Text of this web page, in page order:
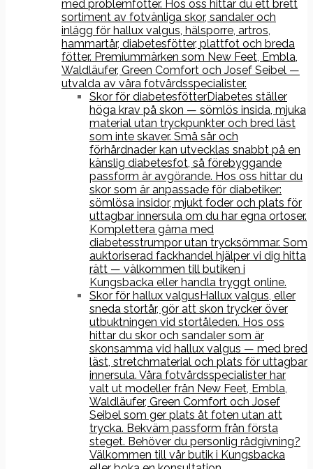
med problemfötter. Hos oss hittar du ett brett
sortiment av fotvänliga skor, sandaler och
inlägg för hallux valgus, hälsporre, artros,
hammartår, diabetesfötter, plattfot och breda
fötter. Premiummärken som New Feet, Embla,
Waldläufer, Green Comfort och Josef Seibel —
utvalda av våra fotvårdsspecialister.
Skor för diabetesfötterDiabetes ställer
höga krav på skon — sömlös insida, mjuka
material utan tryckpunkter och bred läst
som inte skaver. Små sår och
förhårdnader kan utvecklas snabbt på en
känslig diabetesfot, så förebyggande
passform är avgörande. Hos oss hittar du
skor som är anpassade för diabetiker:
sömlösa insidor, mjukt foder och plats för
uttagbar innersula om du har egna ortoser.
Komplettera gärna med
diabetesstrumpor utan trycksömmar. Som
auktoriserad fackhandel hjälper vi dig hitta
rätt — välkommen till butiken i
Kungsbacka eller handla tryggt online.
Skor för hallux valgusHallux valgus, eller
sneda stortår, gör att skon trycker över
utbuktningen vid stortåleden. Hos oss
hittar du skor och sandaler som är
skonsamma vid hallux valgus — med bred
läst, stretchmaterial och plats för uttagbar
innersula. Våra fotvårdsspecialister har
valt ut modeller från New Feet, Embla,
Waldläufer, Green Comfort och Josef
Seibel som ger plats åt foten utan att
trycka. Bekväm passform från första
steget. Behöver du personlig rådgivning?
Välkommen till vår butik i Kungsbacka